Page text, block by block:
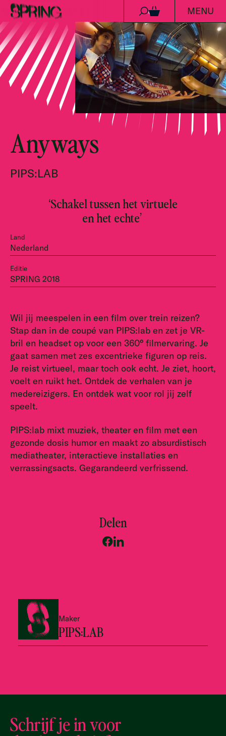
Ga naar de inhoud
0 MENU
Anyways
PIPS:LAB
Land
Nederland
Editie
SPRING 2018
‘Schakel tussen het virtuele
en het echte’
Wil jij meespelen in een film over trein reizen?
Stap dan in de coupé van PIPS:lab en zet je VR-
bril en headset op voor een 360° filmervaring. Je
gaat samen met zes excentrieke figuren op reis.
Je reist virtueel, maar toch ook echt. Je ziet, hoort,
voelt en ruikt het. Ontdek de verhalen van je
medereizigers. En ontdek wat voor rol jij zelf
speelt.
PIPS:lab mixt muziek, theater en film met een
gezonde dosis humor en maakt zo absurdistisch
mediatheater, interactieve installaties en
verrassingsacts. Gegarandeerd verfrissend.
Delen
Maker
PIPS:LAB
Schrijf je in voor